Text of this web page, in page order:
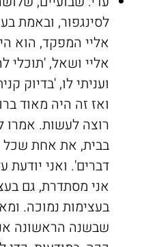
לסינגפור, ובאמת
אליי המפקד, הוא
אליי ושאל, 'תוכלי
ועניתי לו, 'בדיוק
ואז זה היה מאוד
רוצה לעשות. אמרו
בבית, את אחת שכל
דברים'. ואני
אני מסתדרת, גם
בעצימות נמוכה.
שבשנה הראשונה